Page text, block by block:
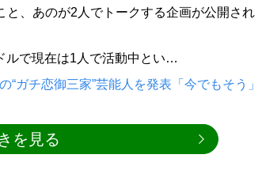
と、あのが2人でトークする企画が公開され
ルで現在は1人で活動中とい…
“ガチ恋御三家”芸能人を発表「今でもそう」
を見る